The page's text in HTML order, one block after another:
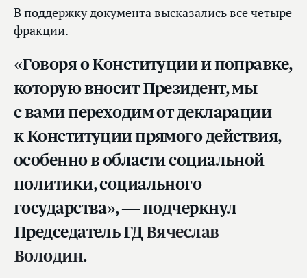
В поддержку документа высказались все четыре
фракции.
«Говоря о Конституции и поправке,
которую вносит Президент, мы
с вами переходим от декларации
к Конституции прямого действия,
особенно в области социальной
политики, социального
государства», — подчеркнул
Председатель ГДВячеслав
Володин.